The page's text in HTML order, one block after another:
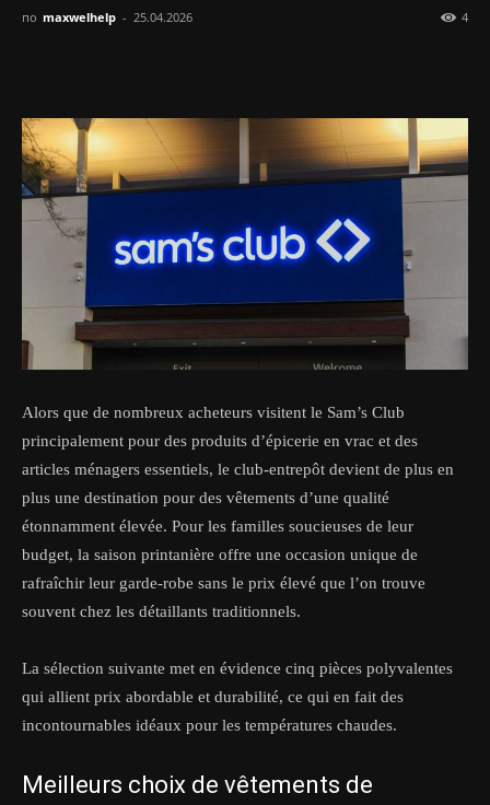
по maxwelhelp - 25.04.2026 4
Alors que de nombreux acheteurs visitent le Sam’s Club
principalement pour des produits d’épicerie en vrac et des
articles ménagers essentiels, le club-entrepôt devient de plus en
plus une destination pour des vêtements d’une qualité
étonnamment élevée. Pour les familles soucieuses de leur
budget, la saison printanière offre une occasion unique de
rafraîchir leur garde-robe sans le prix élevé que l’on trouve
souvent chez les détaillants traditionnels.
La sélection suivante met en évidence cinq pièces polyvalentes
qui allient prix abordable et durabilité, ce qui en fait des
incontournables idéaux pour les températures chaudes.
Meilleurs choix de vêtements de